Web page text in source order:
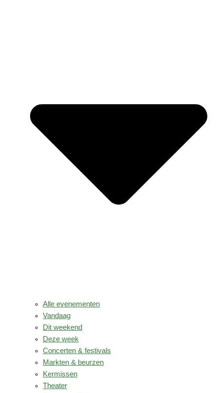
Alle evenementen
Vandaag
Dit weekend
Deze week
Concerten & festivals
Markten & beurzen
Kermissen
Theater